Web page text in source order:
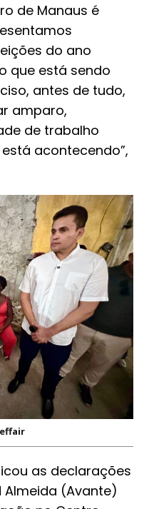
de Manaus é
do ano
que está sendo
antes de tudo,
amparo,
de trabalho
acontecendo”,
as declarações
(Avante)